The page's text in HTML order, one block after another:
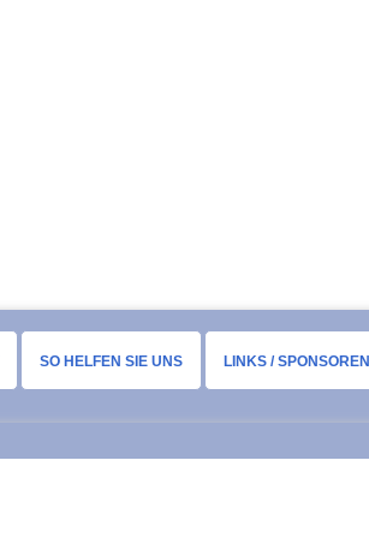
SO HELFEN SIE UNS LINKS / SPONSOREN